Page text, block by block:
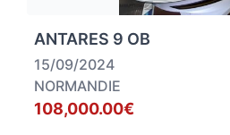
ANTARES 9 OB
15/09/2024
NORMANDIE
108,000.00€